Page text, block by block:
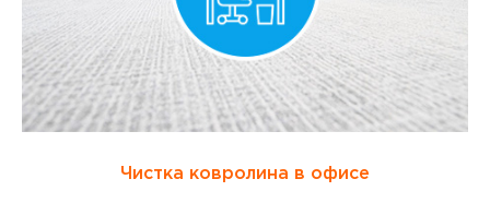
Чистка ковролина в офисе